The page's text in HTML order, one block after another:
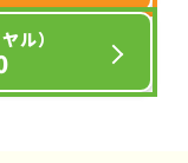
ル）